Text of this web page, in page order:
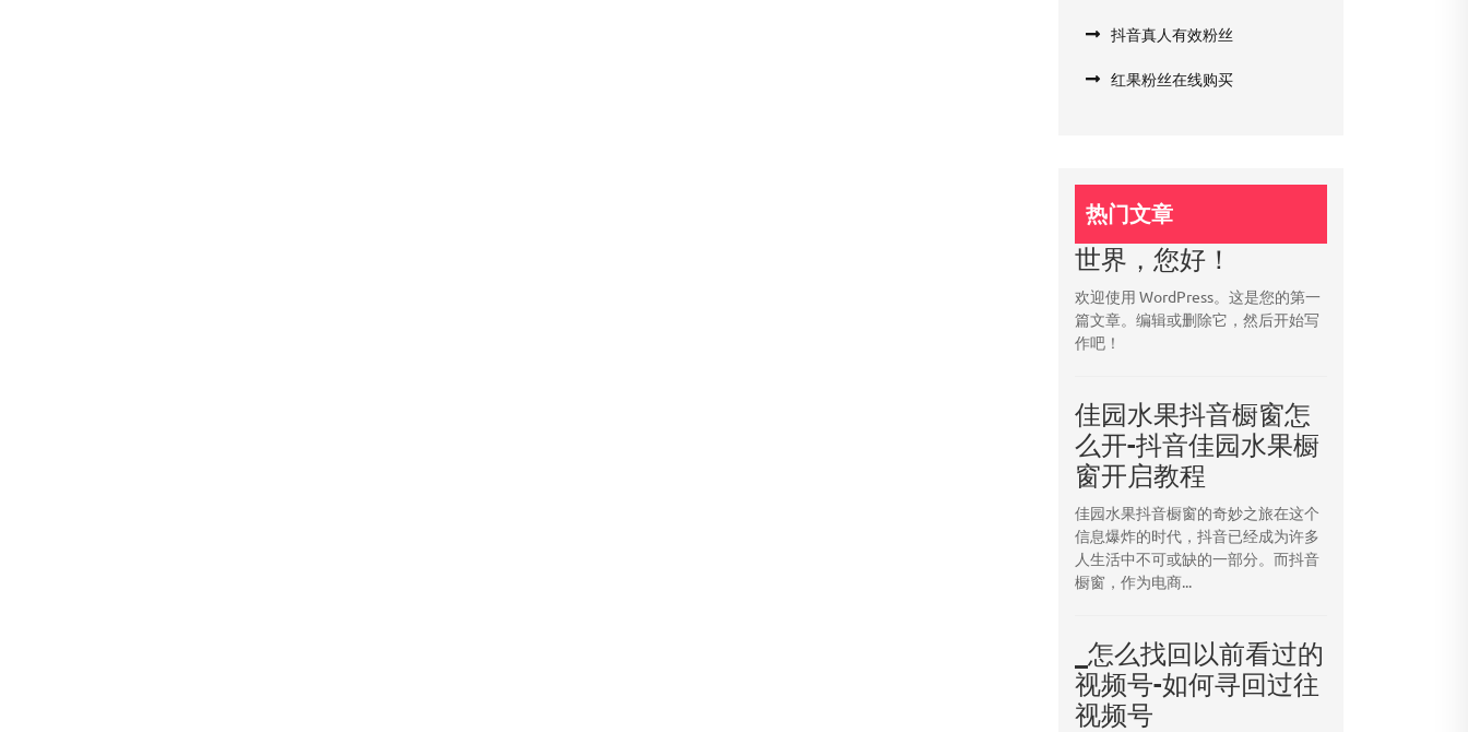
抖音真人有效粉丝
红果粉丝在线购买
热门文章
世界，您好！
欢迎使用 WordPress。这是您的第一
篇文章。编辑或删除它，然后开始写
作吧！
佳园水果抖音橱窗怎
么开-抖音佳园水果橱
窗开启教程
佳园水果抖音橱窗的奇妙之旅在这个
信息爆炸的时代，抖音已经成为许多
人生活中不可或缺的一部分。而抖音
橱窗，作为电商...
_怎么找回以前看过的
视频号-如何寻回过往
视频号